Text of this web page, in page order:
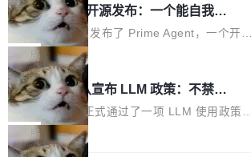
键的是 FA2 的持久性...
（OHDD：OpenHarmony Hardware Develope
r Day）将在杭州启航。活动面向智能硬件产业
链企业和开发者，邀请行业专家与资深技术顾
问，围绕开源鸿蒙技术能力、设备适配、芯片适
配、功耗与稳定性调优、兼容性测评及统一互联
等内容展开系统讲解和实战交流，帮助企业进一
步了解开源鸿蒙在智能...
障无法工作。Pages、Copilot code review、C
opilot coding agent 全部受影响。从检测到完全
恢复，大约 12 小时。 这是 2026 年 8 月的第六
起事故，其中四起与 AI/Copilot 服务相关。 Git
Hub 员工 kdaigle 在 HN 讨论中贴出了一组数
据：2025 年全年 10 亿次 commit。现在，每周
2.75 亿次，全年预计 140 亿次。GitHub...
Prime Agent 开源发布：一个能自我改
进的编程 Agent，ARC-AGI 3 超越人类
专家基线
Prime Intellect 发布了 Prime Agent，一个开源
的编程 Agent Harness，核心设计围绕两个抽
象：Recursive Language Model（RLM）和 C
ontinual Harness。在 ARC-AGI 3 基准测试
上，Prime Agent + Opus 5 的组合达到了 95.
5% RHAE Best@1，超过了 ARC 报告的人类专
家基线 95.4%。 不是又一个 coding agent 包装
局
Rust 项目团队宣布 LLM 政策：不禁
止，但你要承认哪些代码不是你写的
Rust 语言项目正式通过了一项 LLM 使用政策，
覆盖 rust-lang/rust 单一仓库的代码贡献。这不
是项目级别的官方立场，目前由五个团队采纳，
局